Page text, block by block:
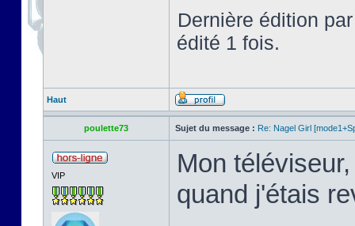
Dernière édition
édité 1 fois.
Haut
poulette73 Sujet du message : Re: Nagel Girl
VIP
Mon
quand j'étais